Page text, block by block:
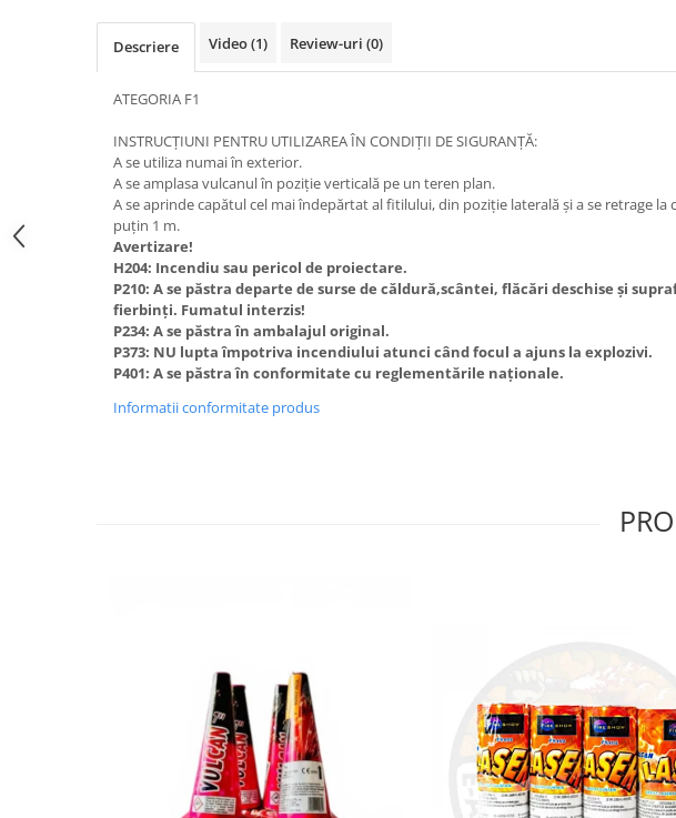
Descriere Video(1) Review-uri (0)
ATEGORIA F1
INSTRUCȚIUNI PENTRU UTILIZAREA ÎN CONDIȚII DE SIGURANȚĂ:
A se utiliza numai în exterior.
A se amplasa vulcanul în poziție verticală pe un teren plan.
A se aprinde capătul cel mai îndepărtat al fitilului, din poziție laterală și a se retrage la
puțin 1 m.
Avertizare!
H204: Incendiu sau pericol de proiectare.
P210: A se păstra departe de surse de căldură,scântei, flăcări deschise și
fierbinți. Fumatul interzis!
P234: A se păstra în ambalajul original.
P373: NU lupta împotriva incendiului atunci când focul a ajuns la explozivi.
P401: A se păstra în conformitate cu reglementările naționale.
Informatii conformitate produs